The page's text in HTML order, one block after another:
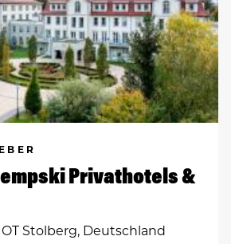
Privathotels &
Stolberg, Deutschland